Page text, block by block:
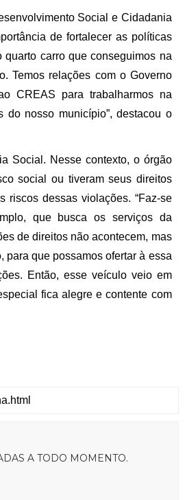
Social e Cidadania
de fortalecer as políticas
carro que conseguimos na
Temos relações com o Governo
CREAS para trabalharmos na
nosso município”, destacou o
Social. Nesse contexto, o órgão
social ou tiveram seus direitos
riscos dessas violações. “Faz-se
que busca os serviços da
de direitos não acontecem, mas
para que possamos ofertar à essa
Então, esse veículo veio em
fica alegre e contente com
A TODO MOMENTO.